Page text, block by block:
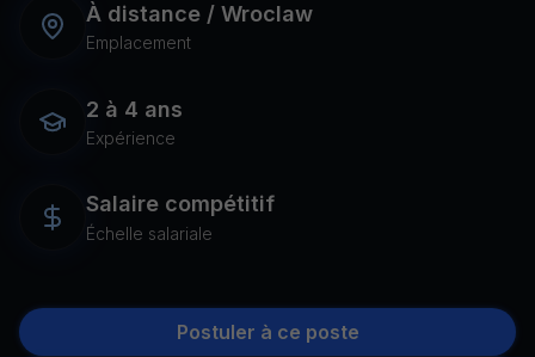
À distance / Wroclaw
Emplacement
2 à 4 ans
Expérience
Salaire compétitif
Échelle salariale
Postuler à ce poste